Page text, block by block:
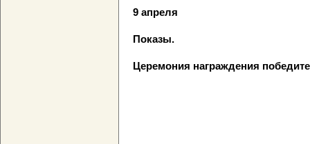
9 апреля
Показы.
Церемония награждения